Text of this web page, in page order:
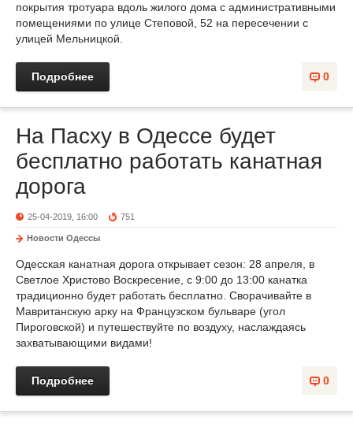
покрытия тротуара вдоль жилого дома с административными
помещениями по улице Степовой, 52 на пересечении с
улицей Мельницкой.
0
Подробнее
На Пасху в Одессе будет
бесплатно работать канатная
дорога
25-04-2019, 16:00 751
Новости Одессы
Одесская канатная дорога открывает сезон: 28 апреля, в
Светлое Христово Воскресение, с 9:00 до 13:00 канатка
традиционно будет работать бесплатно. Сворачивайте в
Мавританскую арку на Французском бульваре (угол
Пироговской) и путешествуйте по воздуху, наслаждаясь
захватывающими видами!
0
Подробнее